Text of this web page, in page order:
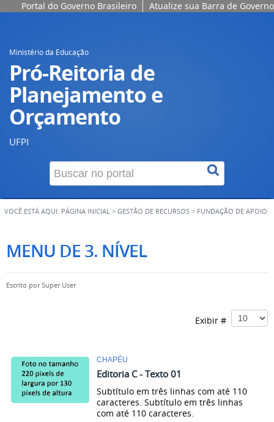
Portal do Governo Brasileiro Atualize sua Barra de Governo
Ministério da Educação
Pró-Reitoria de
Planejamento e
Orçamento
UFPI
VOCÊ ESTÁ AQUI: PÁGINA INICIAL > GESTÃO DE RECURSOS > FUNDAÇÃO DE APOIO
MENU DE 3. NÍVEL
Escrito porSuper User
Exibir #
CHAPÉU
Editoria C - Texto 01
Subtítulo em três linhas com até 110
caracteres. Subtítulo em três linhas
com até 110 caracteres.